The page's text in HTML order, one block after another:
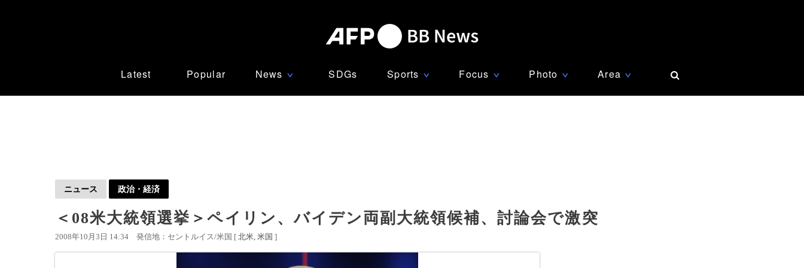
Latest Popular News ∨ SDGs Sports ∨ Focus ∨ Photo ∨ Area ∨
ニュース 政治・経済
＜08米大統領選挙＞ペイリン、バイデン両副大統領候補、討論会で激突
2008年10月3日 14:34 発信地：セントルイス/米国 [ 北米 米国 ]